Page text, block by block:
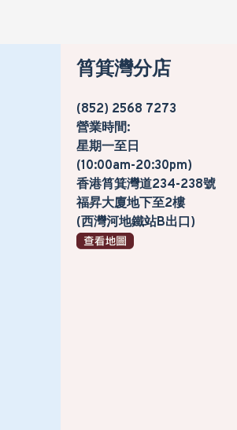
筲箕灣分店
(852) 2568 7273
營業時間:
星期一至日
(10:00am-20:30pm)
香港筲箕灣道234-238號
福昇大廈地下至2樓
(西灣河地鐵站B出口)